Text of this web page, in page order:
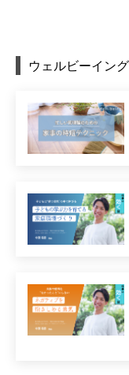
ウェルビーイン